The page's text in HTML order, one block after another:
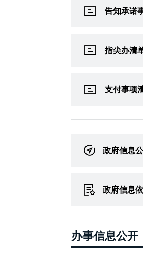
告知承诺
指尖办清
支付事项
政府信息
政府信息
办事信息公开